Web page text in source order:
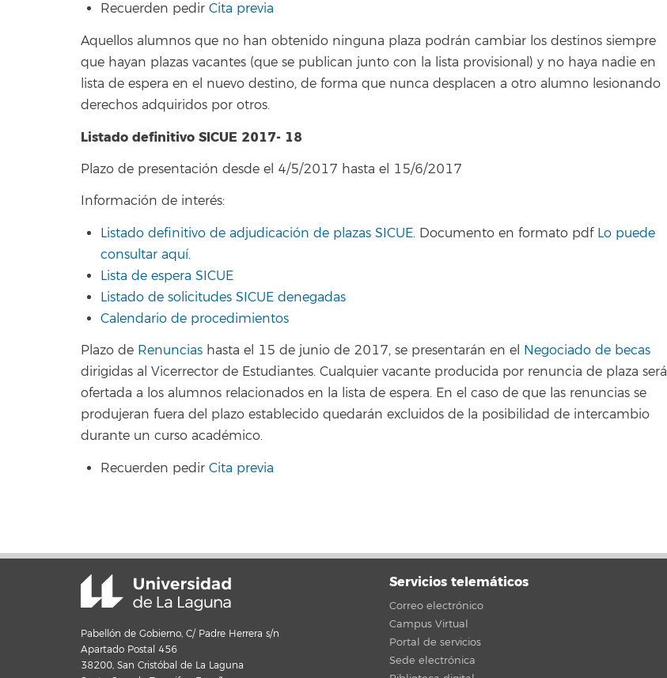
Recuerden pedir Cita previa
Aquellos alumnos que no han obtenido ninguna plaza podrán cambiar los destinos siempre
que hayan plazas vacantes (que se publican junto con la lista provisional) y no haya nadie en
lista de espera en el nuevo destino, de forma que nunca desplacen a otro alumno lesionando
derechos adquiridos por otros.
Listado definitivo SICUE 2017- 18
Plazo de presentación desde el 4/5/2017 hasta el 15/6/2017
Información de interés:
Listado definitivo de adjudicación de plazas SICUE. Documento en formato pdf Lo puede
consultar aquí.
Lista de espera SICUE
Listado de solicitudes SICUE denegadas
Calendario de procedimientos
Plazo de Renuncias hasta el 15 de junio de 2017, se presentarán en el Negociado de becas
dirigidas al Vicerrector de Estudiantes. Cualquier vacante producida por renuncia de plaza será
ofertada a los alumnos relacionados en la lista de espera. En el caso de que las renuncias se
produjeran fuera del plazo establecido quedarán excluidos de la posibilidad de intercambio
durante un curso académico.
Recuerden pedir Cita previa
Pabellón de Gobierno, C/ Padre Herrera s/n
Apartado Postal 456
38200, San Cristóbal de La Laguna
Servicios telemáticos
Correo electrónico
Campus Virtual
Portal de servicios
Sede electrónica